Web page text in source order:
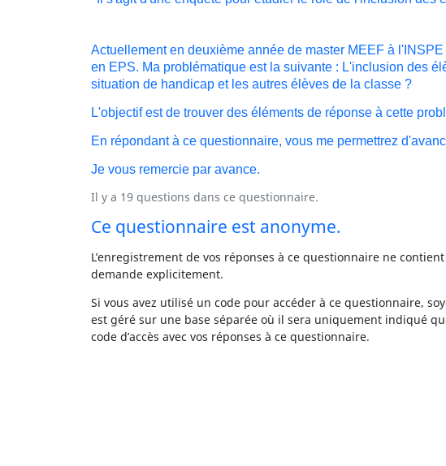
Actuellement en deuxième année de master MEEF à
en EPS. Ma problématique est la suivante : L'inclusion des
situation de handicap et les autres élèves de la classe ?
L'objectif est de trouver des éléments de réponse à cette
En répondant à ce questionnaire, vous me permettrez
Je vous remercie par avance.
Il y a 19 questions dans ce questionnaire.
Ce questionnaire est anonyme.
L’enregistrement de vos réponses à ce questionnaire ne
demande explicitement.
Si vous avez utilisé un code pour accéder à ce questionnaire,
est géré sur une base séparée où il sera uniquement indiqué
code d’accès avec vos réponses à ce questionnaire.